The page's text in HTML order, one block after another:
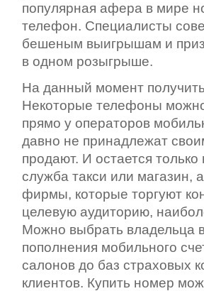
популярная афера в мире
телефон. Специалисты
бешеным выигрышам и
в одном розыгрыше.
На данный момент
Некоторые телефоны
прямо у операторов
давно не принадлежат
продают. И остается
служба такси или
фирмы, которые торгуют
целевую аудиторию,
Можно выбрать владельца
пополнения мобильного
салонов до баз страховых
клиентов. Купить номер